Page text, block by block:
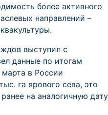
более активного
направлений –
выступил с
данные по итогам
марта в России
га ярового сева, это
на аналогичную дату